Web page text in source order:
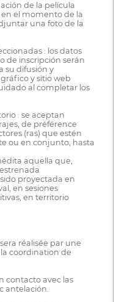
de la película
el momento de la
una foto de la
: los datos
de inscripción serán
su difusión y
y sitio web
al completar los
: se aceptan
de préférence
(ras) que estén
ou en conjunto, hasta
aquella que,
proyectada en
en sesiones
en territorio
réalisée par une
coordination de
contacto avec las
antelación.